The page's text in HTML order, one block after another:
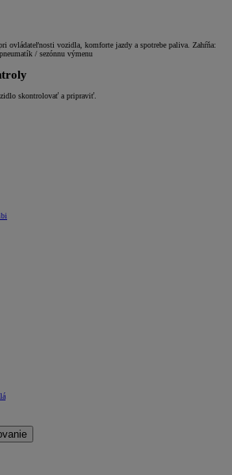
ovládateľnosti vozidla, komforte jazdy a spotrebe paliva. Zahŕňa:
/ sezónnu výmenu
skontrolovať a pripraviť.